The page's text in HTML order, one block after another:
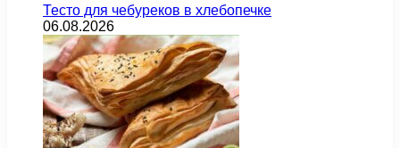
Тесто для чебуреков в хлебопечке
06.08.2026